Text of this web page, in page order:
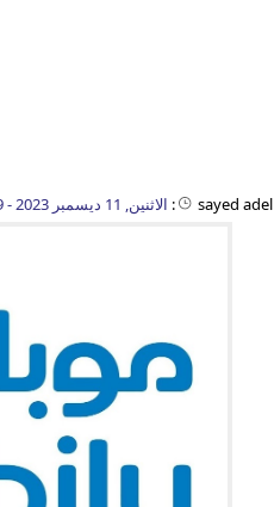
sayed adel
: الاثنين, 11 ديسمبر 2023 - 01:49 م